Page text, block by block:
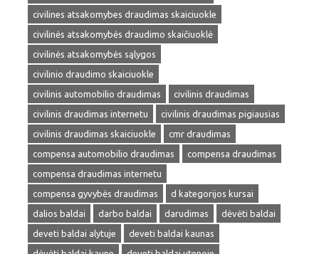
civilines atsakomybes draudimas skaiciuokle
civilinės atsakomybės draudimo skaičiuoklė
civilinės atsakomybės sąlygos
civilinio draudimo skaiciuokle
civilinis automobilio draudimas
civilinis draudimas
civilinis draudimas internetu
civilinis draudimas pigiausias
civilinis draudimas skaiciuokle
cmr draudimas
compensa automobilio draudimas
compensa draudimas
compensa draudimas internetu
compensa gyvybės draudimas
d kategorijos kursai
dalios baldai
darbo baldai darudimas
dėvėti baldai
deveti baldai alytuje
deveti baldai kaunas